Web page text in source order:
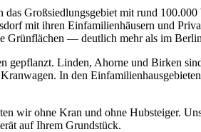
Großsiedlungsgebiet mit rund
mit ihren Einfamilienhäusern und
Grünflächen — deutlich mehr als im
gepflanzt. Linden, Ahorne und Birken
In den
wir ohne Kran und ohne Hubsteiger.
auf Ihrem Grundstück.